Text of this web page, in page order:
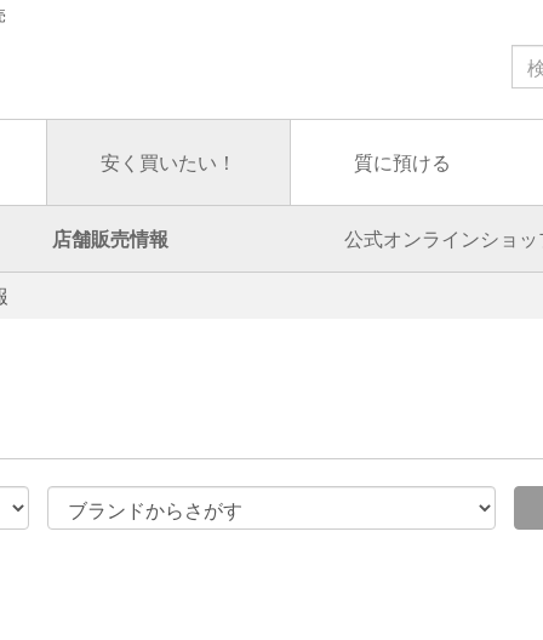
安く買いたい！ 質に預ける
店舗販売情報 公式オンラインショッ